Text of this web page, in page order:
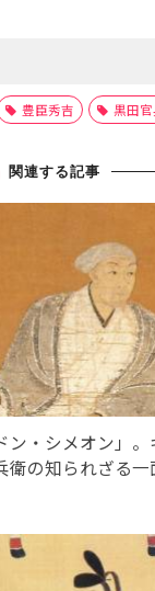
豊臣秀吉 黒田
関連する記事
ン・シメオン」
衛の知られざる一